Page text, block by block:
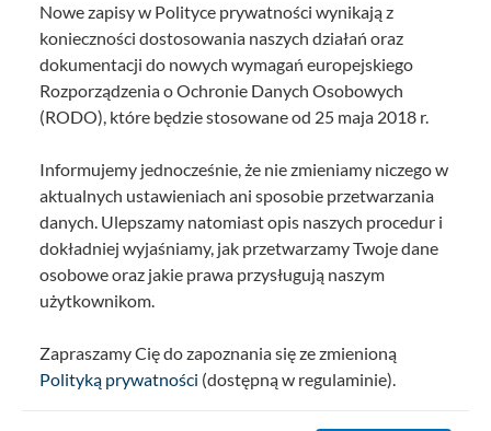
Nowe zapisy w Polityce prywatności wynikają z
konieczności dostosowania naszych działań oraz
dokumentacji do nowych wymagań europejskiego
Rozporządzenia o Ochronie Danych Osobowych
(RODO), które będzie stosowane od 25 maja 2018 r.
Informujemy jednocześnie, że nie zmieniamy niczego w
aktualnych ustawieniach ani sposobie przetwarzania
danych. Ulepszamy natomiast opis naszych procedur i
dokładniej wyjaśniamy, jak przetwarzamy Twoje dane
osobowe oraz jakie prawa przysługują naszym
użytkownikom.
Zapraszamy Cię do zapoznania się ze zmienioną
Polityką prywatności (dostępną w regulaminie).